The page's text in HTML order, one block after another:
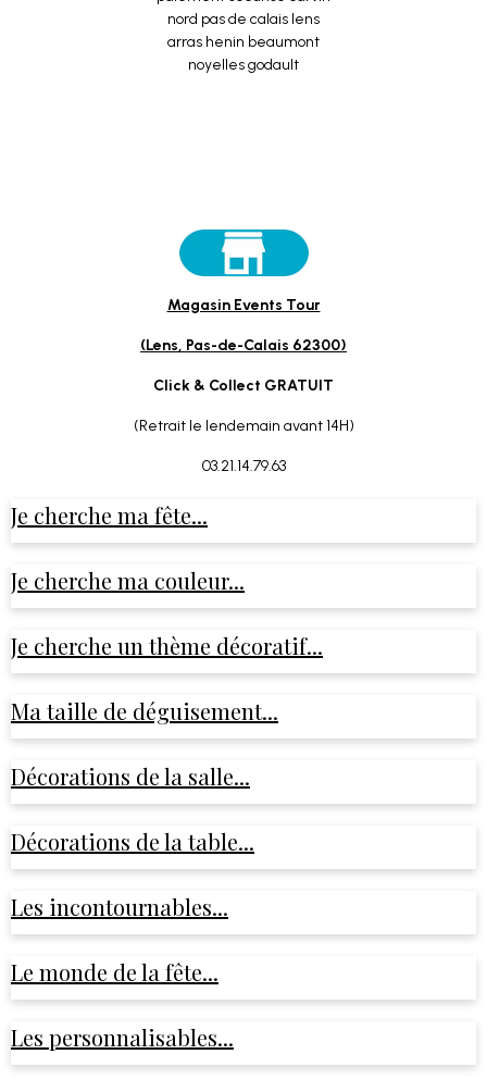
Magasin Events Tour
(Lens, Pas-de-Calais 62300)
Click & Collect GRATUIT
(Retrait le lendemain avant 14H)
03.21.14.79.63
Je cherche ma fête...
Je cherche ma couleur...
Je cherche un thème décoratif...
Ma taille de déguisement...
Décorations de la salle...
Décorations de la table...
Les incontournables...
Le monde de la fête...
Les personnalisables...